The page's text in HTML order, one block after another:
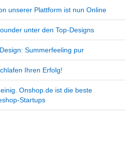
unserer Plattform ist nun Online
unter den Top-Designs
Summerfeeling pur
Ihren Erfolg!
Onshop.de ist die beste
Startups